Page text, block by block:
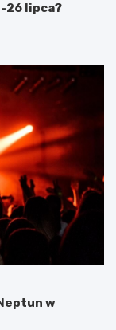
26 lipca?
w